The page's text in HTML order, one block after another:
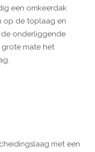
een omkeerdak
op de toplaag en
de onderliggende
mate het
met een